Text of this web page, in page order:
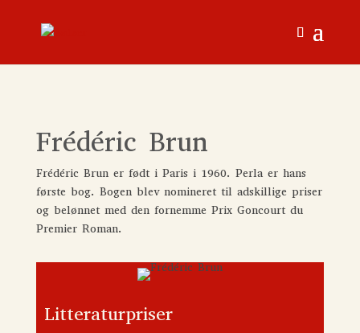
Frédéric Brun
Frédéric Brun er født i Paris i 1960. Perla er hans
første bog. Bogen blev nomineret til adskillige priser
og belønnet med den fornemme Prix Goncourt du
Premier Roman.
Litteraturpriser